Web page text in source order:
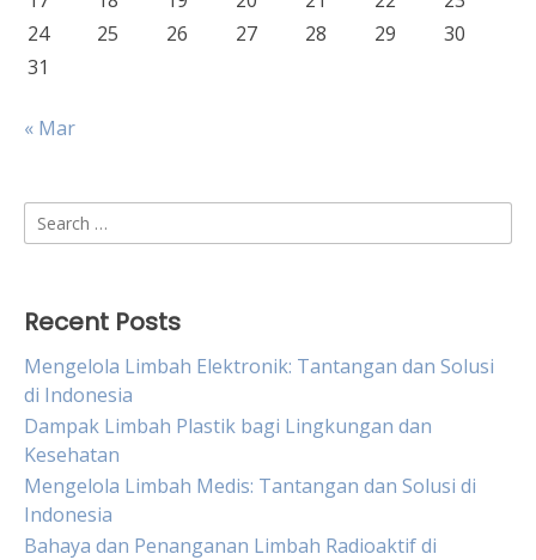
24
25 26 27 28 29
30
31
« Mar
Search
for:
Recent Posts
Mengelola Limbah Elektronik: Tantangan dan Solusi
di Indonesia
Dampak Limbah Plastik bagi Lingkungan dan
Kesehatan
Mengelola Limbah Medis: Tantangan dan Solusi di
Indonesia
Bahaya dan Penanganan Limbah Radioaktif di